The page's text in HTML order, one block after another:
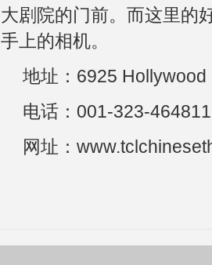
大剧院的门前。而这里的
手上的相机。
地址：6925
电话：001-323-
网址：